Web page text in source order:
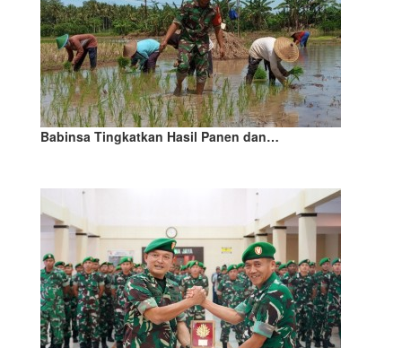
Babinsa Tingkatkan Hasil Panen dan…